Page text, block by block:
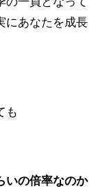
にあなたを成長
も
いの倍率なのか